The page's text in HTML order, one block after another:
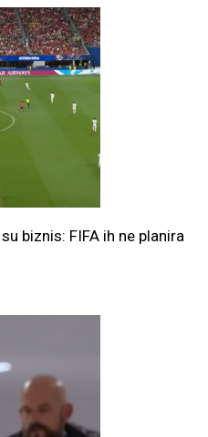
biznis: FIFA ih ne planira